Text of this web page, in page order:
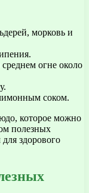
морковь и
огне около
соком.
которое можно
полезных
здорового